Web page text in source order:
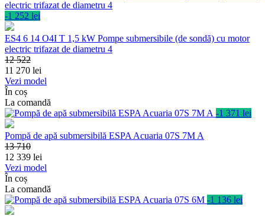
-1 252 lei
ES4 6 14 O4I T 1,5 kW Pompe submersibile (de sondă) cu motor
electric trifazat de diametru 4
12 522
11 270 lei
Vezi model
În coș
La comandă
-1 371 lei
Pompă de apă submersibilă ESPA Acuaria 07S 7M A
13 710
12 339 lei
Vezi model
În coș
La comandă
-1 136 lei